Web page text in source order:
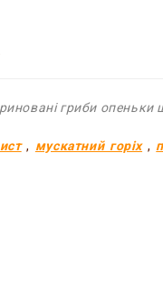
гриби опеньки
, мускатний горіх,